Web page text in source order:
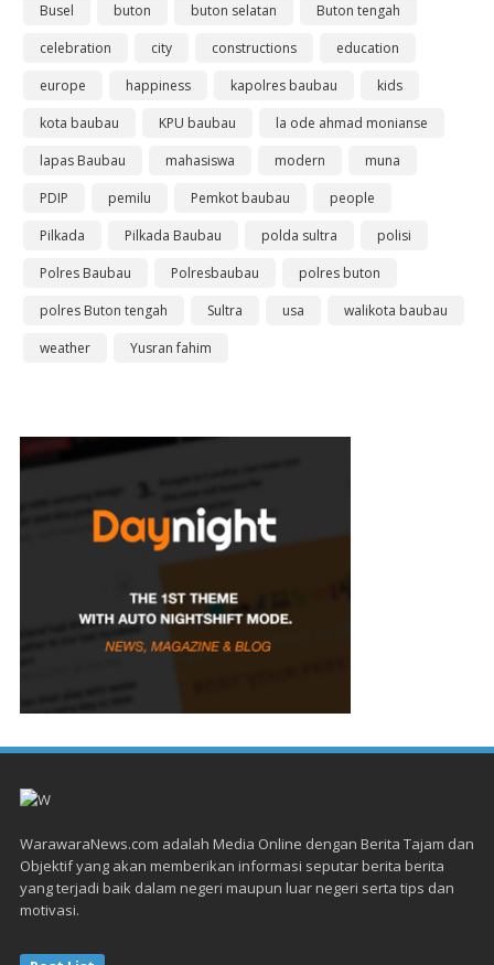
Busel
buton buton selatan
Buton tengah
celebration
city constructions
education
europe
happiness kapolres baubau
kids
kota baubau
KPU baubau
la ode ahmad monianse
lapas Baubau
mahasiswa modern
muna
PDIP
pemilu Pemkot baubau
people
Pilkada
Pilkada Baubau polda sultra
polisi
Polres Baubau
Polresbaubau
polres buton
polres Buton tengah
Sultra usa
walikota baubau
weather
Yusran fahim
WarawaraNews.com adalah Media Online dengan Berita Tajam dan
Objektif yang akan memberikan informasi seputar berita berita
yang terjadi baik dalam negeri maupun luar negeri serta tips dan
motivasi.